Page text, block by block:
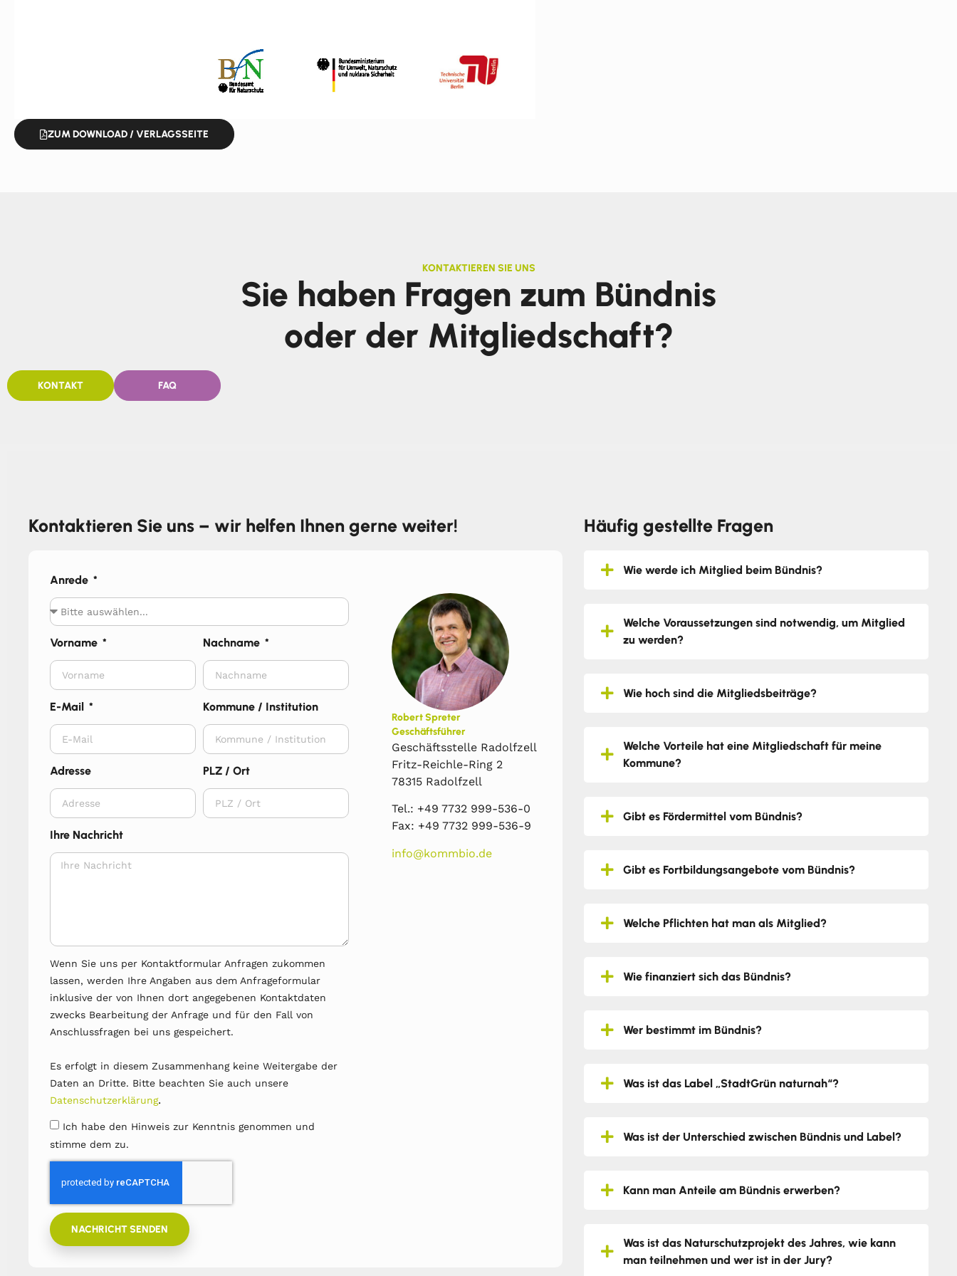
ZUM DOWNLOAD / VERLAGSSEITE
KONTAKTIEREN SIE UNS
Sie haben Fragen zum Bündnis
oder der Mitgliedschaft?
KONTAKT FAQ
Kontaktieren Sie uns – wir helfen Ihnen gerne weiter!
Anrede
Vorname Nachname
E-Mail Kommune / Institution
Adresse PLZ / Ort
Ihre Nachricht
Wenn Sie uns per Kontaktformular Anfragen zukommen
lassen, werden Ihre Angaben aus dem Anfrageformular
inklusive der von Ihnen dort angegebenen Kontaktdaten
zwecks Bearbeitung der Anfrage und für den Fall von
Anschlussfragen bei uns gespeichert.
Es erfolgt in diesem Zusammenhang keine Weitergabe der
Daten an Dritte. Bitte beachten Sie auch unsere
Datenschutzerklärung.
Ich habe den Hinweis zur Kenntnis genommen und
stimme dem zu.
NACHRICHT SENDEN
Robert Spreter
Geschäftsführer
Geschäftsstelle Radolfzell
Fritz-Reichle-Ring 2
78315 Radolfzell
Tel.: +49 7732 999-536-0
Fax: +49 7732 999-536-9
info@kommbio.de
Häufig gestellte Fragen
Wie werde ich Mitglied beim Bündnis?
Welche Voraussetzungen sind notwendig, um Mitglied
zu werden?
Wie hoch sind die Mitgliedsbeiträge?
Welche Vorteile hat eine Mitgliedschaft für meine
Kommune?
Gibt es Fördermittel vom Bündnis?
Gibt es Fortbildungsangebote vom Bündnis?
Welche Pflichten hat man als Mitglied?
Wie finanziert sich das Bündnis?
Wer bestimmt im Bündnis?
Was ist das Label „StadtGrün naturnah“?
Was ist der Unterschied zwischen Bündnis und Label?
Kann man Anteile am Bündnis erwerben?
Was ist das Naturschutzprojekt des Jahres, wie kann
man teilnehmen und wer ist in der Jury?